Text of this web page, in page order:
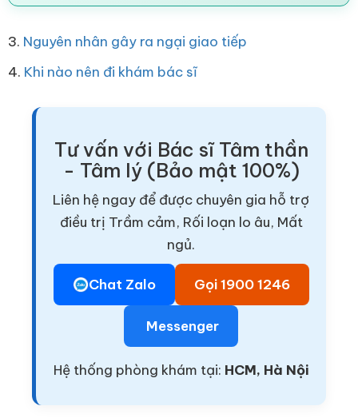
3. Nguyên nhân gây ra ngại giao tiếp
4. Khi nào nên đi khám bác sĩ
Tư vấn với Bác sĩ Tâm thần
- Tâm lý (Bảo mật 100%)
Liên hệ ngay để được chuyên gia hỗ trợ
điều trị Trầm cảm, Rối loạn lo âu, Mất
ngủ.
Chat Zalo Gọi 1900 1246
Messenger
Hệ thống phòng khám tại: HCM, Hà Nội